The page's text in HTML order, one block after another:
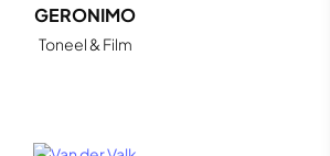
GERONIMO
Toneel & Film